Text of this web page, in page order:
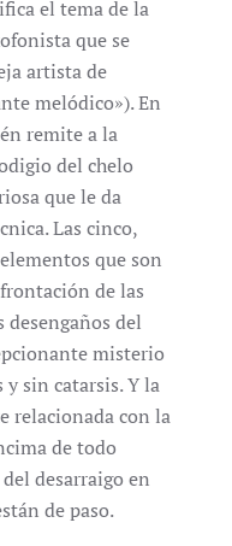
el tema de la
que se
artista de
melódico»). En
remite a la
del chelo
que le da
Las cinco,
que son
de las
del
misterio
sin catarsis. Y la
relacionada con la
de todo
desarraigo en
de paso.